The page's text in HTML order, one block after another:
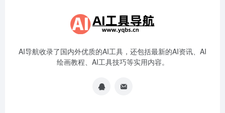
AI导航收录了国内外优质的AI工具，还包括最新的AI资讯、AI
绘画教程、AI工具技巧等实用内容。